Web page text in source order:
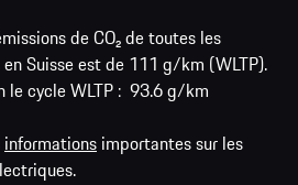
de CO₂ de toutes les
Suisse est de 111 g/km (WLTP).
le cycle WLTP : 93.6 g/km
informations importantes sur les